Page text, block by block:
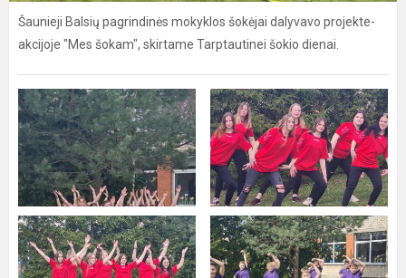
Šaunieji Balsių pagrindinės mokyklos šokėjai dalyvavo projekte-
akcijoje "Mes šokam", skirtame Tarptautinei šokio dienai.